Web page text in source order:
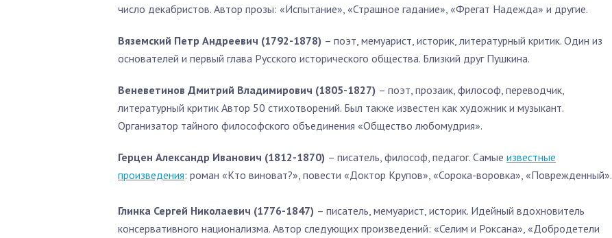
число декабристов. Автор прозы: «Испытание», «Страшное гадание», «Фрегат Надежда» и другие.
Вяземский Петр Андреевич (1792-1878) – поэт, мемуарист, историк, литературный критик. Один из
основателей и первый глава Русского исторического общества. Близкий друг Пушкина.
Веневетинов Дмитрий Владимирович (1805-1827) – поэт, прозаик, философ, переводчик,
литературный критик Автор 50 стихотворений. Был также известен как художник и музыкант.
Организатор тайного философского объединения «Общество любомудрия».
Герцен Александр Иванович (1812-1870) – писатель, философ, педагог. Самые известные
произведения: роман «Кто виноват?», повести «Доктор Крупов», «Сорока-воровка», «Поврежденный».
Глинка Сергей Николаевич (1776-1847) – писатель, мемуарист, историк. Идейный вдохновитель
консервативного национализма. Автор следующих произведений: «Селим и Роксана», «Добродетели